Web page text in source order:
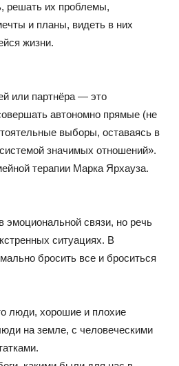
решать их проблемы,
и планы, видеть в них
жизни.
или партнёра — это
автономно прямые (не
выборы, оставаясь в
значимых отношений».
терапии Марка Ярхауза.
эмоциональной связи, но речь
ситуациях. В
бросить все и броситься
люди, хорошие и плохие
на земле, с человеческими